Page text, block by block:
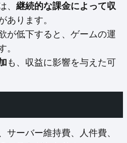
、 継続的な課金によって収
あります。
が低下すると、ゲームの運
。
も、収益に影響を与えた可
サーバー維持費、人件費、